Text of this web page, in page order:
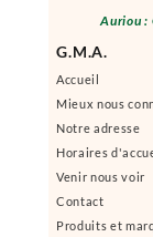
Auriou :
G.M.A.
Accueil
Mieux nous
Notre adresse
Horaires
Venir nous voir
Contact
Produits et